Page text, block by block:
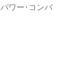
ワー･コンバ